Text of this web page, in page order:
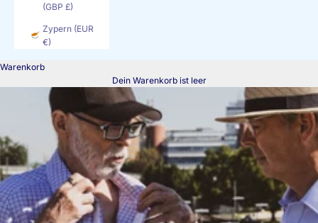
(GBP £)
Zypern (EUR
€)
Warenkorb
Dein Warenkorb ist leer